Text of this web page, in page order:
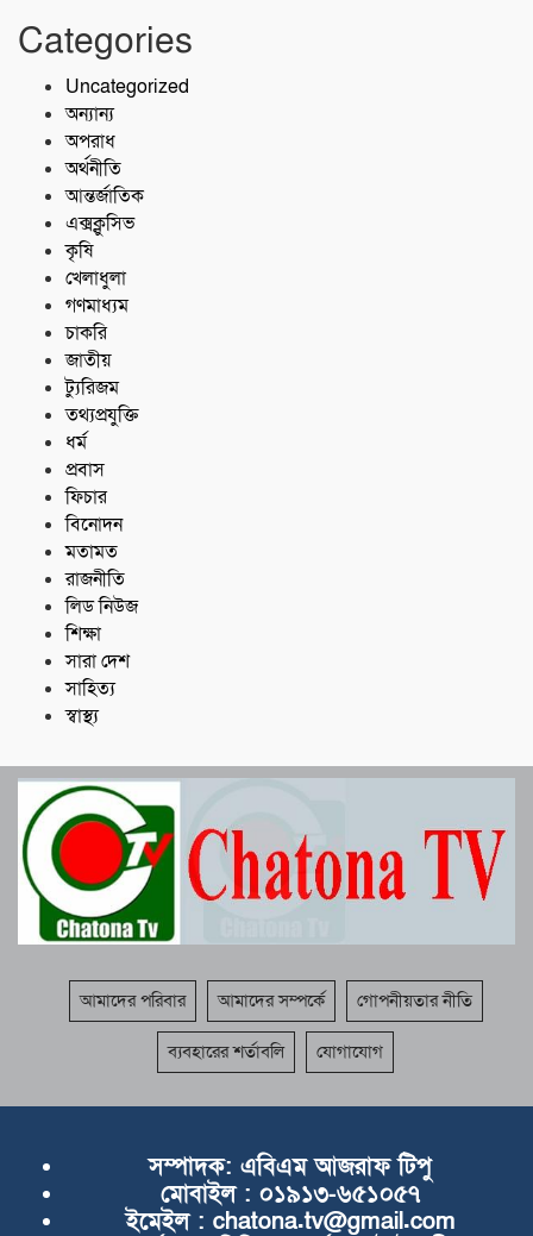
Categories
Uncategorized
অন্যান্য
অপরাধ
অর্থনীতি
আন্তর্জাতিক
এক্সক্লুসিভ
কৃষি
খেলাধুলা
গণমাধ্যম
চাকরি
জাতীয়
ট্যুরিজম
তথ্যপ্রযুক্তি
ধর্ম
প্রবাস
ফিচার
বিনোদন
মতামত
রাজনীতি
লিড নিউজ
শিক্ষা
সারা দেশ
সাহিত্য
স্বাস্থ্য
আমাদের পরিবার আমাদের সম্পর্কে গোপনীয়তার নীতি
ব্যবহারের শর্তাবলি যোগাযোগ
সম্পাদক: এবিএম আজরাফ টিপু
মোবাইল : ০১৯১৩-৬৫১০৫৭
ইমেইল : chatona.tv@gmail.com